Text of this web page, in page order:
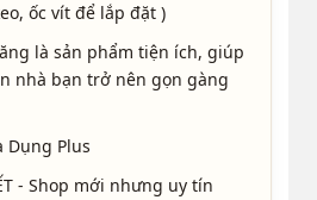
ốc vít để lắp đặt )
là sản phẩm tiện ích, giúp
nhà bạn trở nên gọn gàng
Dụng Plus
- Shop mới nhưng uy tín